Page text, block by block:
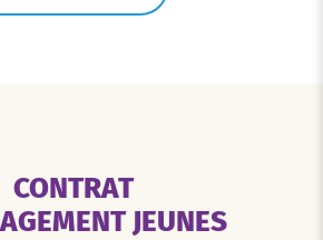
CONTRAT
JEUNES